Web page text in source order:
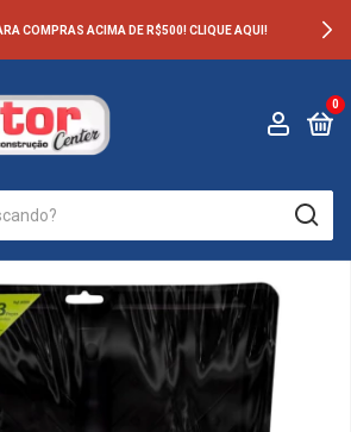
COMPRAS ACIMA DE R$500! CLIQUE AQUI!
0